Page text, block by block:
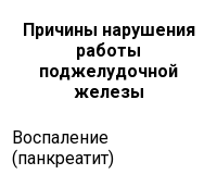
Причины нарушения
работы
поджелудочной
железы
Воспаление
(панкреатит)